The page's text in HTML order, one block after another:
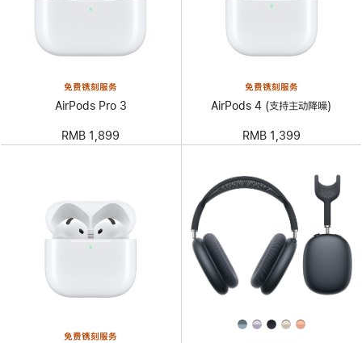
免费镌刻服务
AirPods Pro 3
RMB 1,899
免费镌刻服务
AirPods 4 (支持主动降噪)
RMB 1,399
免费镌刻服务